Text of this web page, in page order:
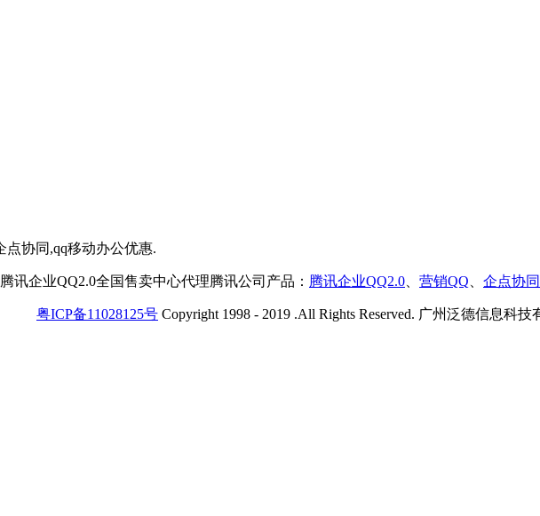
腾讯企业QQ2.0全国售卖中心代理腾讯公司产品： 腾讯企业QQ2.0 营销QQ 企点协
粤ICP备11028125号 Copyright 1998 - 2019 .All Rights Reserved. 广州泛德信息科